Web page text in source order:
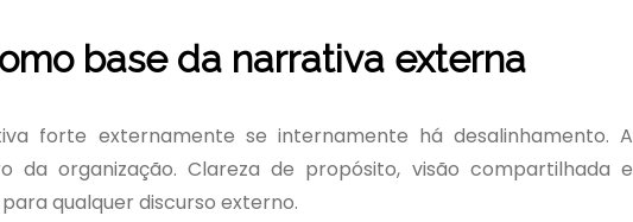
base da narrativa externa
forte externamente se internamente há desalinhamento. A
da organização. Clareza de propósito, visão compartilhada e
qualquer discurso externo.